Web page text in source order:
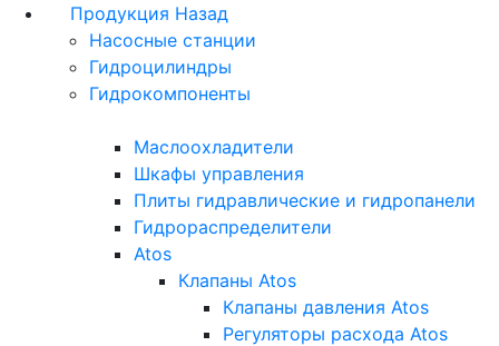
Продукция Назад
Насосные станции
Гидроцилиндры
Гидрокомпоненты
Маслоохладители
Шкафы управления
Плиты гидравлические и гидропанели
Гидрораспределители
Atos
Клапаны Atos
Клапаны давления Atos
Регуляторы расхода Atos